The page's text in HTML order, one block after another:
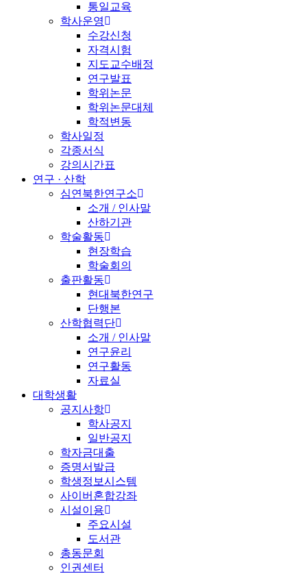
통일교육
학사운영
수강신청
자격시험
지도교수배정
연구발표
학위논문
학위논문대체
학적변동
학사일정
각종서식
강의시간표
연구 · 산학
심연북한연구소
소개 / 인사말
산하기관
학술활동
현장학습
학술회의
출판활동
현대북한연구
단행본
산학협력단
소개 / 인사말
연구윤리
연구활동
자료실
대학생활
공지사항
학사공지
일반공지
학자금대출
증명서발급
학생정보시스템
사이버혼합강좌
시설이용
주요시설
도서관
총동문회
인권센터